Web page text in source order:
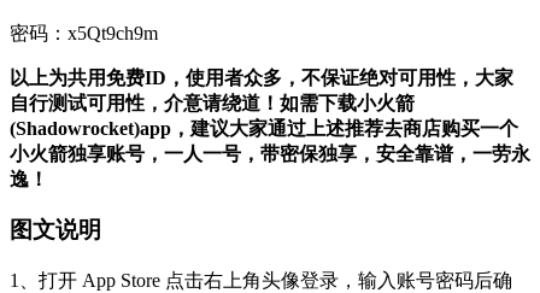
密码：x5Qt9ch9m
以上为共用免费ID，使用者众多，不保证绝对可用性，大家
自行测试可用性，介意请绕道！如需下载小火箭
(Shadowrocket)app ，建议大家通过上述推荐去商店购买一个
小火箭独享账号， 一人一号，带密保独享，安全靠谱，一劳永
逸！
图文说明
1、打开 App Store 点击右上角头像登录，输入账号密码后确